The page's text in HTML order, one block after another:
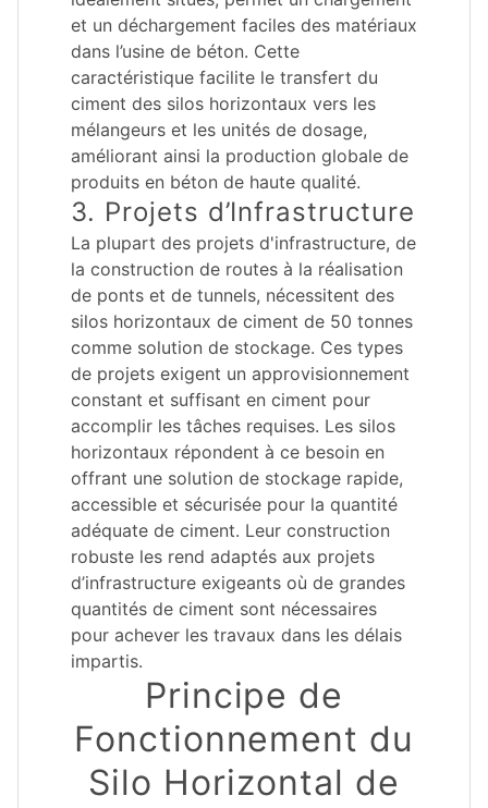
et un déchargement faciles des matériaux
dans l’usine de béton. Cette
caractéristique facilite le transfert du
ciment des silos horizontaux vers les
mélangeurs et les unités de dosage,
améliorant ainsi la production globale de
produits en béton de haute qualité.
3. Projets d’Infrastructure
La plupart des projets d'infrastructure, de
la construction de routes à la réalisation
de ponts et de tunnels, nécessitent des
silos horizontaux de ciment de 50 tonnes
comme solution de stockage. Ces types
de projets exigent un approvisionnement
constant et suffisant en ciment pour
accomplir les tâches requises. Les silos
horizontaux répondent à ce besoin en
offrant une solution de stockage rapide,
accessible et sécurisée pour la quantité
adéquate de ciment. Leur construction
robuste les rend adaptés aux projets
d’infrastructure exigeants où de grandes
quantités de ciment sont nécessaires
pour achever les travaux dans les délais
impartis.
Principe de
Fonctionnement du
Silo Horizontal de